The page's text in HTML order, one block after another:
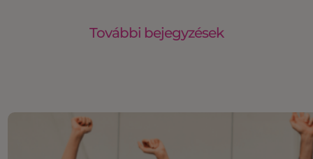
További bejegyzések